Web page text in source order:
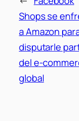
Shops se
a Amazon
disputarle
del e-
global